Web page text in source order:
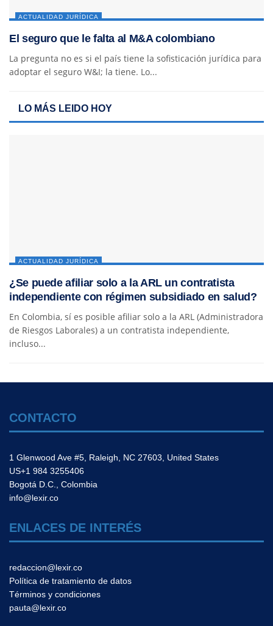
ACTUALIDAD JURÍDICA
El seguro que le falta al M&A colombiano
La pregunta no es si el país tiene la sofisticación jurídica para
adoptar el seguro W&I; la tiene. Lo...
LO MÁS LEIDO HOY
ACTUALIDAD JURÍDICA
¿Se puede afiliar solo a la ARL un contratista
independiente con régimen subsidiado en salud?
En Colombia, sí es posible afiliar solo a la ARL (Administradora
de Riesgos Laborales) a un contratista independiente,
incluso...
CONTACTO
1 Glenwood Ave #5, Raleigh, NC 27603, United States
US+1 984 3255406
Bogotá D.C., Colombia
info@lexir.co
ENLACES DE INTERÉS
redaccion@lexir.co
Política de tratamiento de datos
Términos y condiciones
pauta@lexir.co